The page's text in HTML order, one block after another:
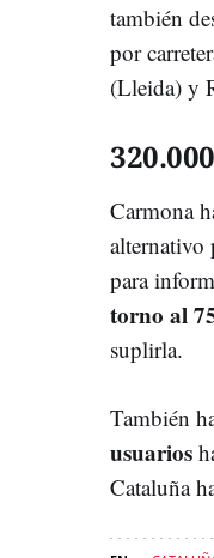
también
por
(Lleida) y
Carmona
alternativo
para
torno al
suplirla.
También
usuarios
Cataluña